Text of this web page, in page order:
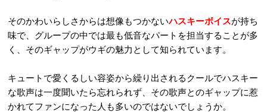
そのかわいらしさからは想像もつかないハスキーボイスが持ち
味で、グループの中では最も低音なパートを担当することが多
く、そのギャップがウギの魅力として知られています。
キュートで愛くるしい容姿から繰り出されるクールでハスキー
な歌声は一度聞いたら忘れられず、その歌声とのギャップに惹
かれてファンになった人も多いのではないでしょうか。